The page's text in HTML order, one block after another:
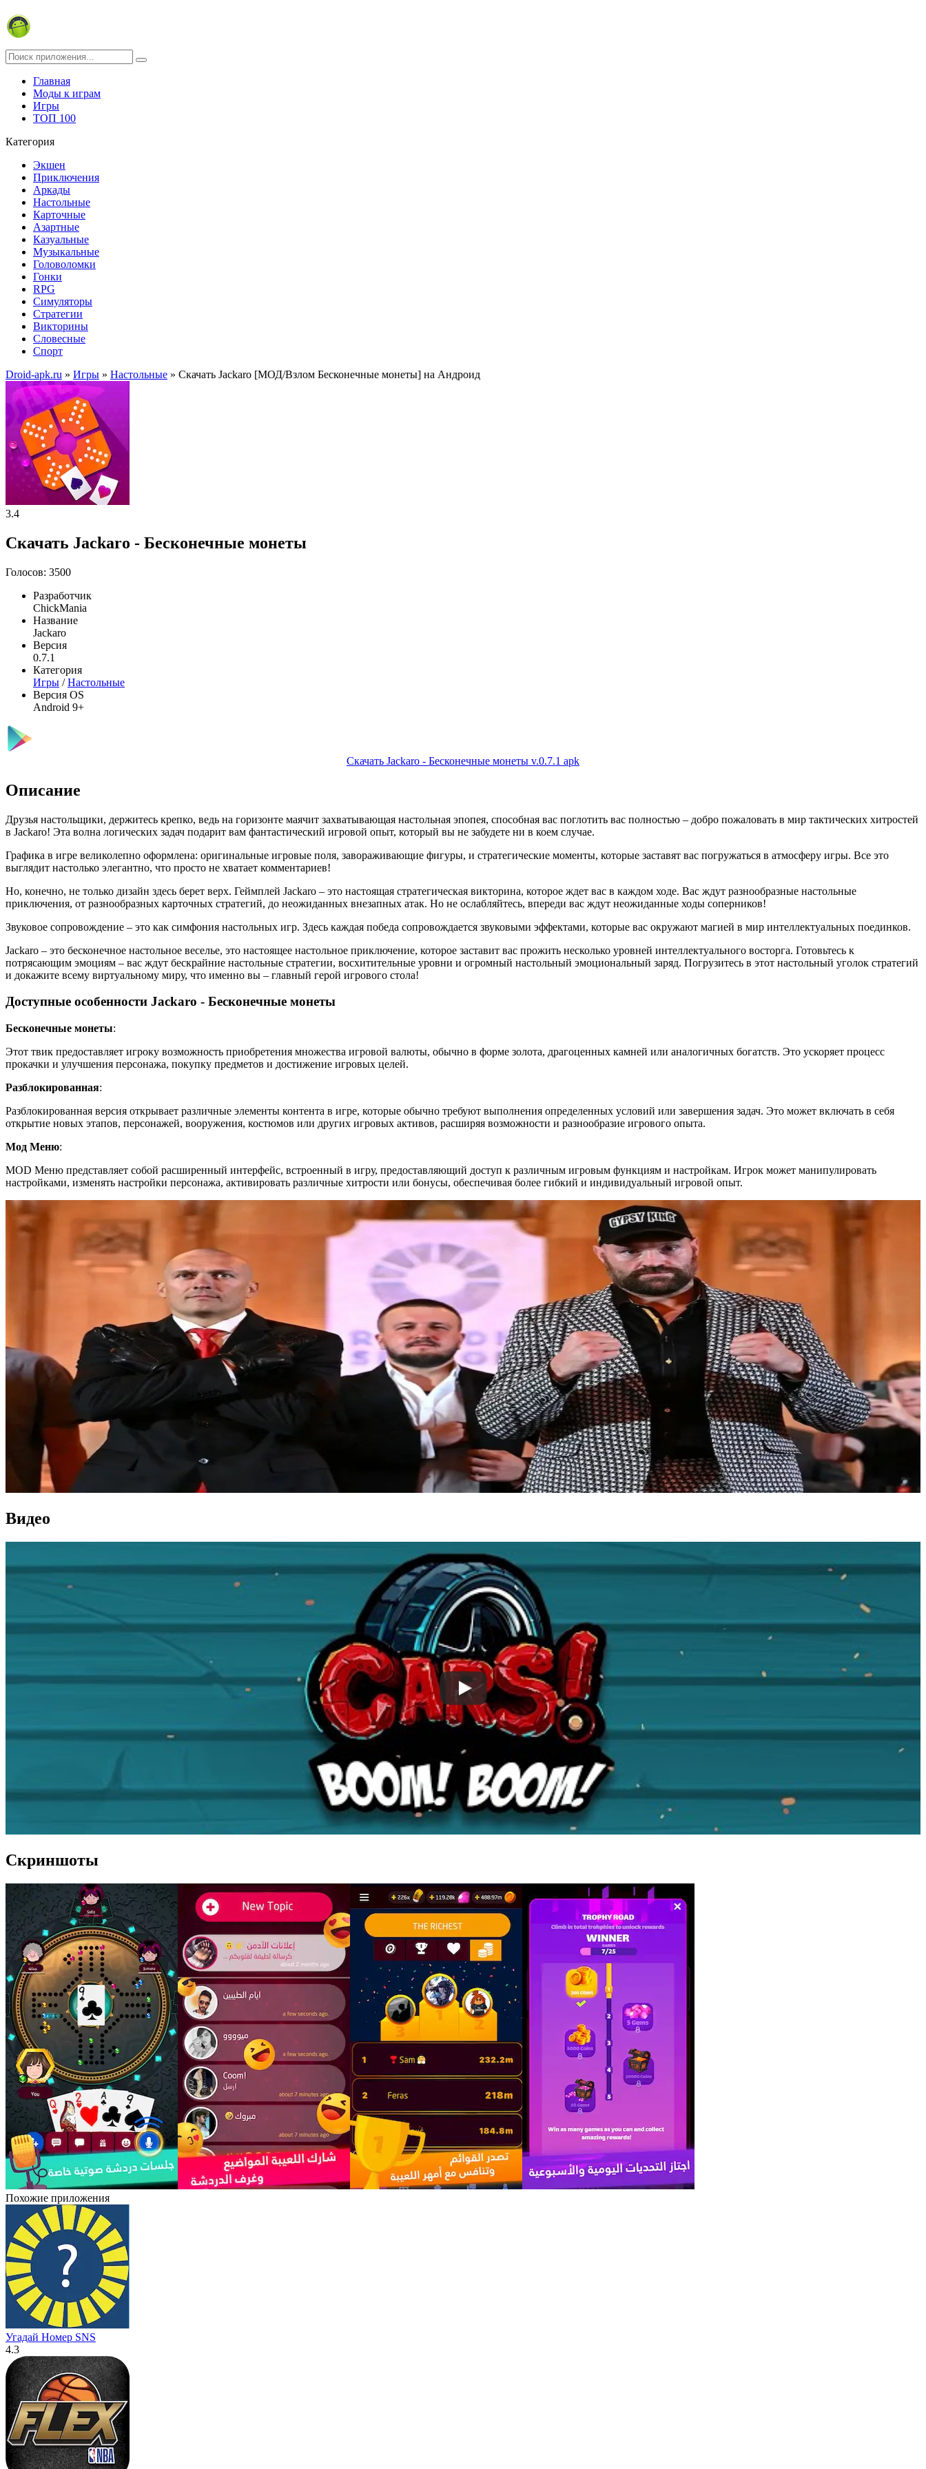
Главная
Моды к играм
Игры
ТОП 100
Категория
Экшен
Приключения
Аркады
Настольные
Карточные
Азартные
Казуальные
Музыкальные
Головоломки
Гонки
RPG
Симуляторы
Стратегии
Викторины
Словесные
Спорт
Droid-apk.ru » Игры » Настольные » Скачать Jackaro [МОД/Взлом Бесконечные монеты] на Андроид
3.4
Скачать Jackaro - Бесконечные монеты
Голосов: 3500
Разработчик
ChickMania
Название
Jackaro
Версия
0.7.1
Категория
Игры /Настольные
Версия OS
Android 9+
Скачать Jackaro - Бесконечные монеты v.0.7.1 apk
Описание
Друзья настольщики, держитесь крепко, ведь на горизонте маячит захватывающая настольная эпопея, способная вас поглотить вас полностью – добро пожаловать в мир тактических хитростей
в Jackaro! Эта волна логических задач подарит вам фантастический игровой опыт, который вы не забудете ни в коем случае.
Графика в игре великолепно оформлена: оригинальные игровые поля, завораживающие фигуры, и стратегические моменты, которые заставят вас погружаться в атмосферу игры. Все это
выглядит настолько элегантно, что просто не хватает комментариев!
Но, конечно, не только дизайн здесь берет верх. Геймплей Jackaro – это настоящая стратегическая викторина, которое ждет вас в каждом ходе. Вас ждут разнообразные настольные
приключения, от разнообразных карточных стратегий, до неожиданных внезапных атак. Но не ослабляйтесь, впереди вас ждут неожиданные ходы соперников!
Звуковое сопровождение – это как симфония настольных игр. Здесь каждая победа сопровождается звуковыми эффектами, которые вас окружают магией в мир интеллектуальных поединков.
Jackaro – это бесконечное настольное веселье, это настоящее настольное приключение, которое заставит вас прожить несколько уровней интеллектуального восторга. Готовьтесь к
потрясающим эмоциям – вас ждут бескрайние настольные стратегии, восхитительные уровни и огромный настольный эмоциональный заряд. Погрузитесь в этот настольный уголок стратегий
и докажите всему виртуальному миру, что именно вы – главный герой игрового стола!
Доступные особенности Jackaro - Бесконечные монеты
Бесконечные монеты:
Этот твик предоставляет игроку возможность приобретения множества игровой валюты, обычно в форме золота, драгоценных камней или аналогичных богатств. Это ускоряет процесс
прокачки и улучшения персонажа, покупку предметов и достижение игровых целей.
Разблокированная:
Разблокированная версия открывает различные элементы контента в игре, которые обычно требуют выполнения определенных условий или завершения задач. Это может включать в себя
открытие новых этапов, персонажей, вооружения, костюмов или других игровых активов, расширяя возможности и разнообразие игрового опыта.
Мод Меню:
MOD Меню представляет собой расширенный интерфейс, встроенный в игру, предоставляющий доступ к различным игровым функциям и настройкам. Игрок может манипулировать
настройками, изменять настройки персонажа, активировать различные хитрости или бонусы, обеспечивая более гибкий и индивидуальный игровой опыт.
Видео
Скриншоты
Похожие приложения
Угадай Номер SNS
4.3